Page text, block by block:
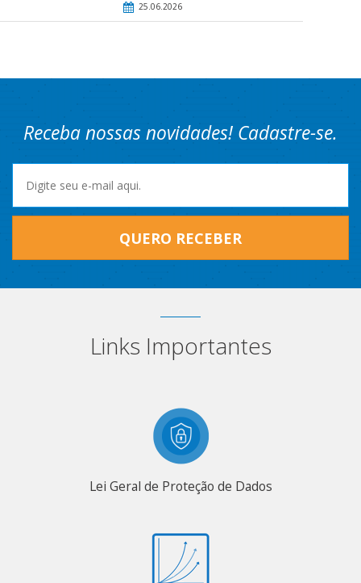
25.06.2026
Receba nossas novidades! Cadastre-se.
QUERO RECEBER
Links Importantes
Lei Geral de Proteção de Dados